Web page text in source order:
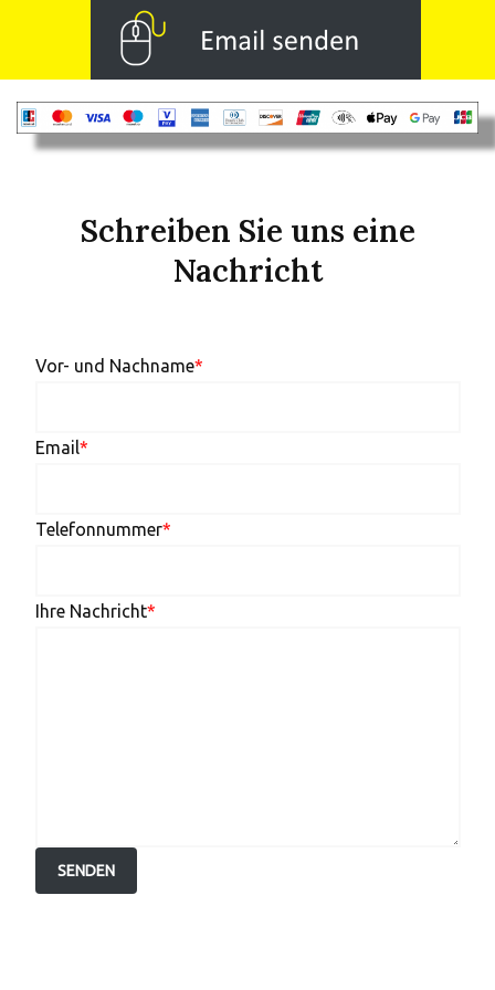
Schreiben Sie uns eine
Nachricht
Vor- und Nachname*
Email*
Telefonnummer*
Ihre Nachricht*
SENDEN